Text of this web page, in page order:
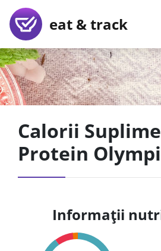
eat & track
Calorii
Protein
Informații